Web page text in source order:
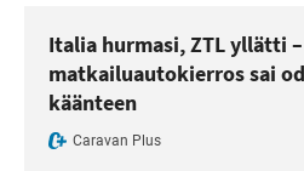
Italia hurmasi, ZTL yllätti –
matkailuautokierros sai
käänteen
Caravan Plus